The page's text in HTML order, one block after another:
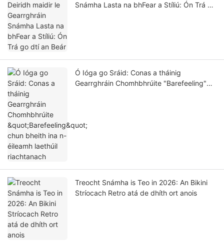
Snámha Lasta na bhFear a Stíliú: Ón Trá go
Ó Ióga go Sráid: Conas a tháinig
Gearrghráin Chomhbhrúite "Barefeeling"
Treocht Snámha is Teo in 2026: An Bikini
Stríocach Retro atá de dhíth ort anois